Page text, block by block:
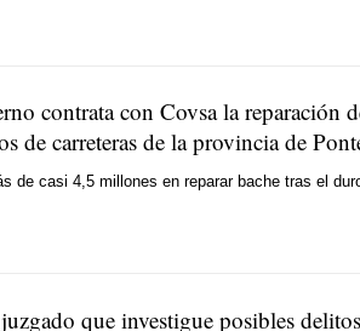
contrata con Covsa la reparación
de carreteras de la provincia de
de casi 4,5 millones en reparar bache tras el
que investigue posibles